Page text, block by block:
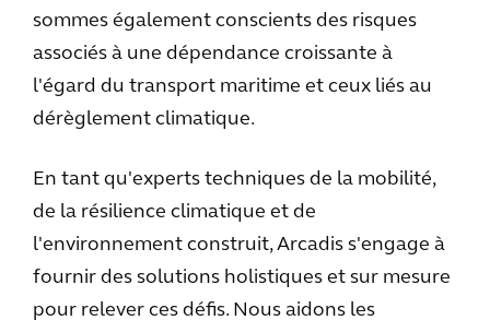
sommes également conscients des risques
associés à une dépendance croissante à
l'égard du transport maritime et ceux liés au
dérèglement climatique.
En tant qu'experts techniques de la mobilité,
de la résilience climatique et de
l'environnement construit, Arcadis s'engage à
fournir des solutions holistiques et sur mesure
pour relever ces défis. Nous aidons les